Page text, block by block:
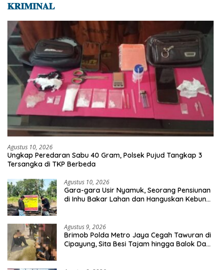
𝐊𝐑𝐈𝐌𝐈𝐍𝐀𝐋
Agustus 10, 2026
Ungkap Peredaran Sabu 40 Gram, Polsek Pujud Tangkap 3
Tersangka di TKP Berbeda
Agustus 10, 2026
Gara-gara Usir Nyamuk, Seorang Pensiunan
di Inhu Bakar Lahan dan Hanguskan Kebun
Agustus 9, 2026
Brimob Polda Metro Jaya Cegah Tawuran di
Cipayung, Sita Besi Tajam hingga Balok Dan